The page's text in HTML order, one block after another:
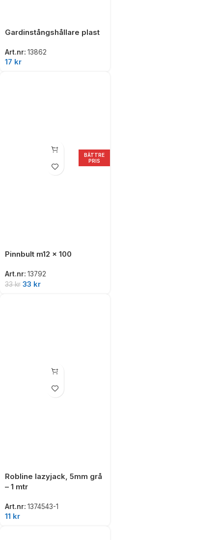
Gardinstångshållare plast
Art.nr: 13862
17 kr
BÄTTRE
PRIS
Pinnbult m12 x 100
Art.nr: 13792
33kr 33 kr
Robline lazyjack, 5mm grå
– 1 mtr
Art.nr: 1374543-1
11 kr